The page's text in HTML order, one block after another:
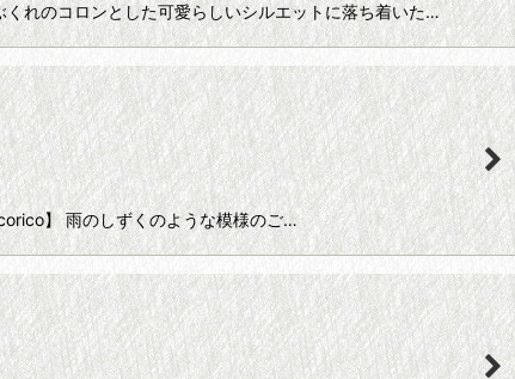
れのコロンとした可愛らしいシルエットに落ち着いた…
】 雨のしずくのような模様のご…